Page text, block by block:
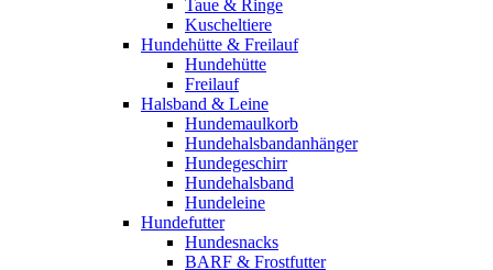
Taue & Ringe
Kuscheltiere
Hundehütte & Freilauf
Hundehütte
Freilauf
Halsband & Leine
Hundemaulkorb
Hundehalsbandanhänger
Hundegeschirr
Hundehalsband
Hundeleine
Hundefutter
Hundesnacks
BARF & Frostfutter